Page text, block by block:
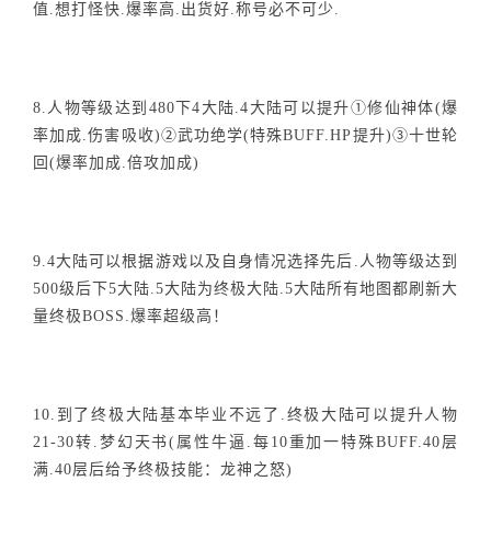
值.想打怪快.爆率高.出货好.称号必不可少.
8.人物等级达到480下4大陆.4大陆可以提升①修仙神体(爆
率加成.伤害吸收)②武功绝学(特殊BUFF.HP提升)③十世轮
回(爆率加成.倍攻加成)
9.4大陆可以根据游戏以及自身情况选择先后.人物等级达到
500级后下5大陆.5大陆为终极大陆.5大陆所有地图都刷新大
量终极BOSS.爆率超级高！
10.到了终极大陆基本毕业不远了.终极大陆可以提升人物
21-30转.梦幻天书(属性牛逼.每10重加一特殊BUFF.40层
满.40层后给予终极技能：龙神之怒)